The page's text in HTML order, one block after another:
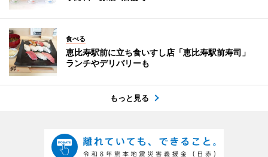
食べる
恵比寿駅前に立ち食いすし店「恵比寿駅前寿司」
ランチやデリバリーも
もっと見る